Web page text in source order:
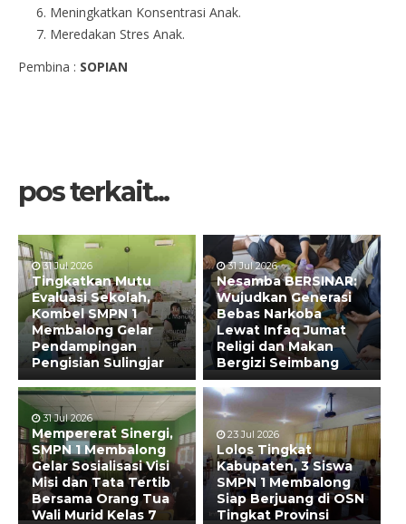
Meningkatkan Konsentrasi Anak.
Meredakan Stres Anak.
Pembina : SOPIAN
pos terkait...
31 Jul 2026
Tingkatkan Mutu
Evaluasi Sekolah,
Kombel SMPN 1
Membalong Gelar
Pendampingan
Pengisian Sulingjar
31 Jul 2026
Nesamba BERSINAR:
Wujudkan Generasi
Bebas Narkoba
Lewat Infaq Jumat
Religi dan Makan
Bergizi Seimbang
31 Jul 2026
Mempererat Sinergi,
SMPN 1 Membalong
Gelar Sosialisasi Visi
Misi dan Tata Tertib
Bersama Orang Tua
Wali Murid Kelas 7
23 Jul 2026
Lolos Tingkat
Kabupaten, 3 Siswa
SMPN 1 Membalong
Siap Berjuang di OSN
Tingkat Provinsi